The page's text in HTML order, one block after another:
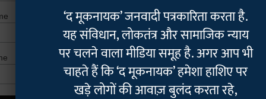
‘द मूकनायक’ जनवादी पत्रकारिता करता है.
यह संविधान, लोकतंत्र और सामाजिक न्याय
पर चलने वाला मीडिया समूह है. अगर आप भी
चाहते हैं कि ‘द मूकनायक’ हमेशा हाशिए पर
खड़े लोगों की आवाज़ बुलंद करता रहे,